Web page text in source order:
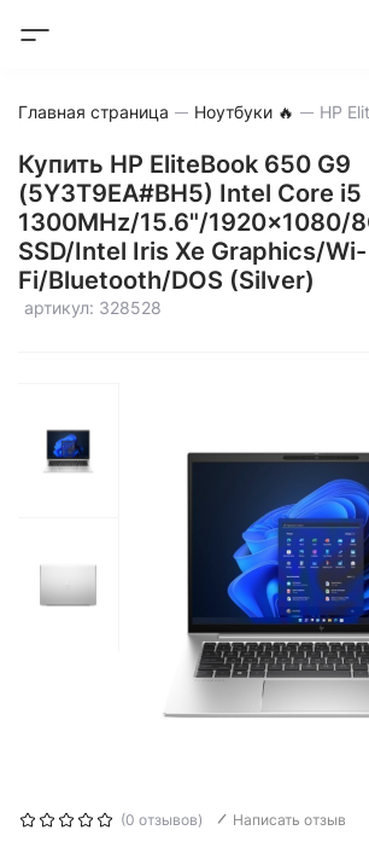
Главная страница Ноутбуки 🔥
Купить HP EliteBook 650 G9
(5Y3T9EA#BH5) Intel Core i5
1300MHz/15.6"/1920x1080/
SSD/Intel Iris Xe Graphics/Wi-
Fi/Bluetooth/DOS (Silver)
артикул: 328528
(0 отзывов) Написать отзыв